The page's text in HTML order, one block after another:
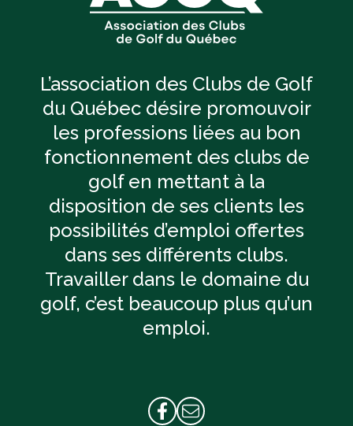
L’association des Clubs de Golf
du Québec désire promouvoir
les professions liées au bon
fonctionnement des clubs de
golf en mettant à la
disposition de ses clients les
possibilités d’emploi offertes
dans ses différents clubs.
Travailler dans le domaine du
golf, c’est beaucoup plus qu’un
emploi.